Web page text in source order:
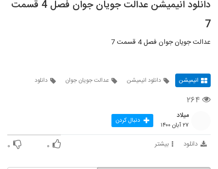
دانلود انیمیشن عدالت جویان جوان فصل 4 قسمت
7
عدالت جویان جوان فصل 4 قسمت 7
انیمیشن دانلود انیمیشن عدالت جویان جوان دانلود
۲۶۴
میلاد
۲۷ آبان ۱۴۰۰ دنبال کردن
دانلود بیشتر ۰ ۰